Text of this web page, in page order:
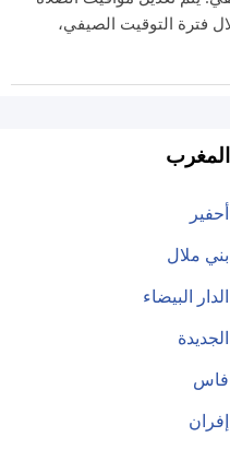
فترة التوقيت الصيفي،
أحفير
بني ملال
الدار البيضاء
الجديدة
فاس
إفران